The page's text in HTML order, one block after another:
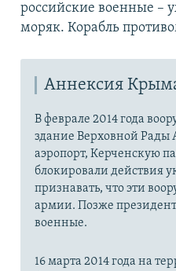
российские военные –
моряк. Корабль
Аннексия
В феврале 2014 года
здание Верховной Рады
аэропорт, Керченскую
блокировали действия
признавать, что эти
армии. Позже
военные.
16 марта 2014 года на